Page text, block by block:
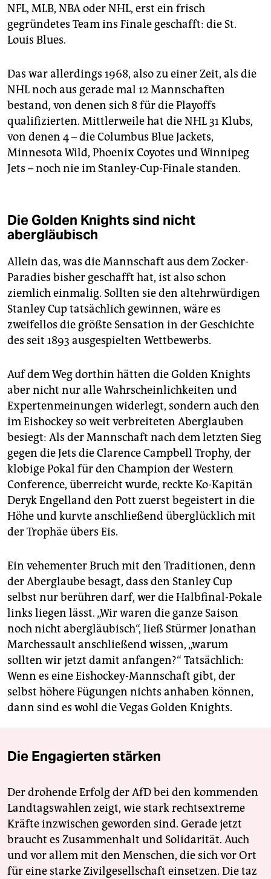
NFL, MLB, NBA oder NHL, erst ein frisch
gegründetes Team ins Finale geschafft: die St.
Louis Blues.
Das war allerdings 1968, also zu einer Zeit, als die
NHL noch aus gerade mal 12 Mannschaften
bestand, von denen sich 8 für die Playoffs
qualifizierten. Mittlerweile hat die NHL 31 Klubs,
von denen 4 – die Columbus Blue Jackets,
Minnesota Wild, Phoenix Coyotes und Winnipeg
Jets – noch nie im Stanley-Cup-Finale standen.
Die Golden Knights sind nicht
abergläubisch
Allein das, was die Mannschaft aus dem Zocker-
Paradies bisher geschafft hat, ist also schon
ziemlich einmalig. Sollten sie den altehrwürdigen
Stanley Cup tatsächlich gewinnen, wäre es
zweifellos die größte Sensation in der Geschichte
des seit 1893 ausgespielten Wettbewerbs.
Auf dem Weg dorthin hätten die Golden Knights
aber nicht nur alle Wahrscheinlichkeiten und
Expertenmeinungen widerlegt, sondern auch den
im Eishockey so weit verbreiteten Aberglauben
besiegt: Als der Mannschaft nach dem letzten Sieg
gegen die Jets die Clarence Campbell Trophy, der
klobige Pokal für den Champion der Western
Conference, überreicht wurde, reckte Ko-Kapitän
Deryk Engelland den Pott zuerst begeistert in die
Höhe und kurvte anschließend überglücklich mit
der Trophäe übers Eis.
Ein vehementer Bruch mit den Traditionen, denn
der Aberglaube besagt, dass den Stanley Cup
selbst nur berühren darf, wer die Halbfinal-Pokale
links liegen lässt. „Wir waren die ganze Saison
noch nicht abergläubisch“, ließ Stürmer Jonathan
Marchessault anschließend wissen, „warum
sollten wir jetzt damit anfangen?“ Tatsächlich:
Wenn es eine Eishockey-Mannschaft gibt, der
selbst höhere Fügungen nichts anhaben können,
dann sind es wohl die Vegas Golden Knights.
Die Engagierten stärken
Der drohende Erfolg der AfD bei den kommenden
Landtagswahlen zeigt, wie stark rechtsextreme
Kräfte inzwischen geworden sind. Gerade jetzt
braucht es Zusammenhalt und Solidarität. Auch
und vor allem mit den Menschen, die sich vor Ort
für eine starke Zivilgesellschaft einsetzen. Die taz